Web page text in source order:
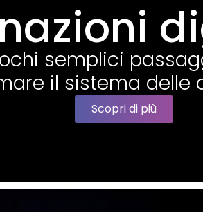
semplici
il sistema delle
Scopri di più